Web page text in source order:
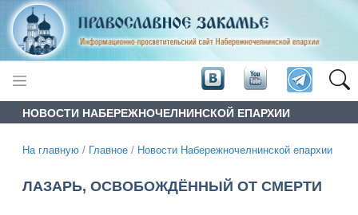
НОВОСТИ НАБЕРЕЖНОЧЕЛНИНСКОЙ ЕПАРХИИ
На главную / Главное / Новости Набережночелнинской епархии
ЛАЗАРЬ, ОСВОБОЖДЁННЫЙ ОТ СМЕРТИ